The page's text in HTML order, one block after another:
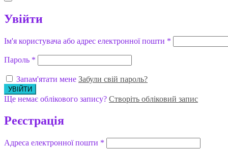
Увійти
Ім'я користувача або адрес електронної пошти *
Пароль *
Запам'ятати мене Забули свій пароль?
Ще немає облікового запису? Створіть обліковий запис
Реєстрація
Адреса електронної пошти *